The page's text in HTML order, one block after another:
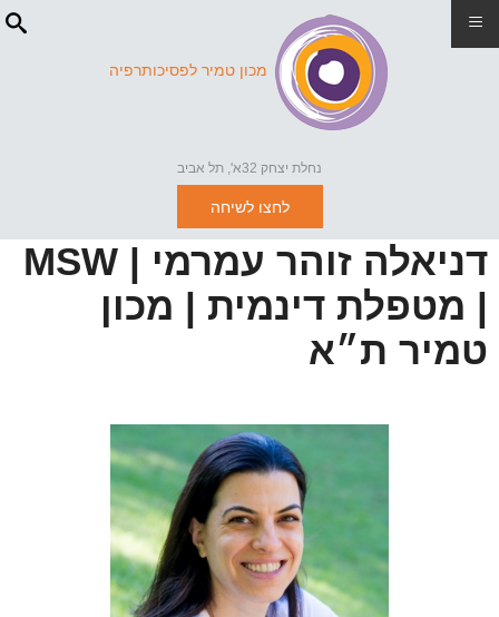
מכון טמיר לפסיכותרפיה
נחלת יצחק 32א', תל אביב
לחצו לשיחה
דניאלה זוהר עמרמי | MSW
| מטפלת דינמית | מכון
טמיר ת״א
≡